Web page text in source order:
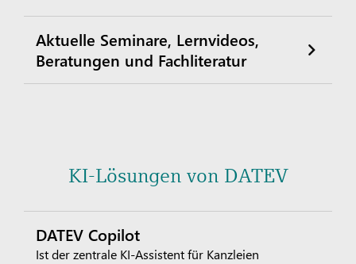
Aktuelle Seminare, Lernvideos,
Beratungen und Fachliteratur
KI-Lösungen von DATEV
DATEV Copilot
Ist der zentrale KI-Assistent für Kanzleien